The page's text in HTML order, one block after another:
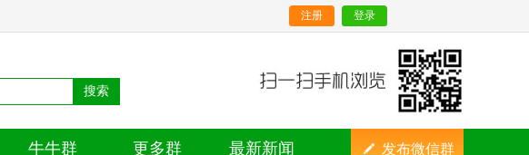
登录
注册
搜索
牛牛群 更多群 最新新闻 发布微信群